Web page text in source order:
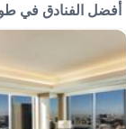
أفضل الفنادق في